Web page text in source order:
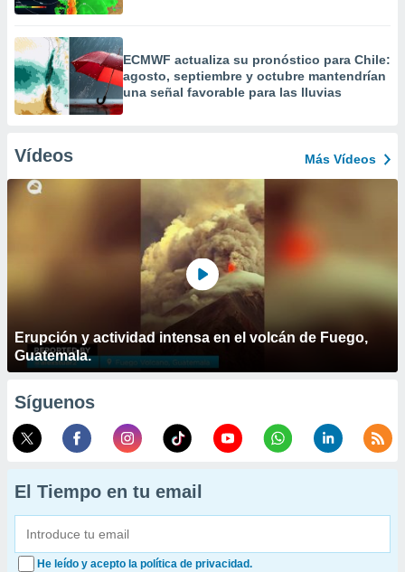
ECMWF actualiza su pronóstico para Chile:
agosto, septiembre y octubre mantendrían
una señal favorable para las lluvias
Vídeos Más Vídeos
Erupción y actividad intensa en el volcán de Fuego,
Guatemala.
Síguenos
El Tiempo en tu email
He leído y acepto la política de privacidad.